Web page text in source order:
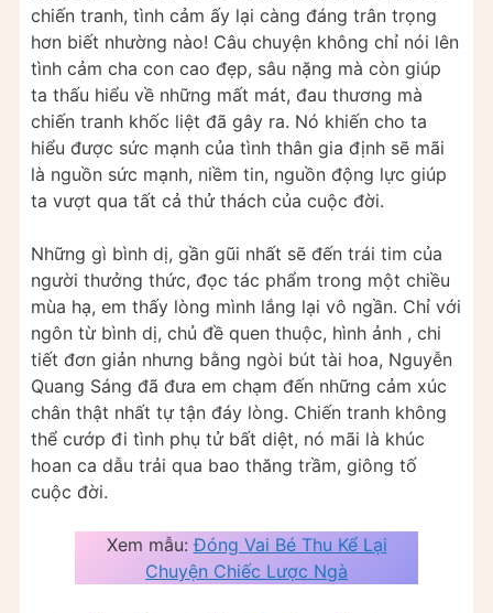
chiến tranh, tình cảm ấy lại càng đáng trân trọng
hơn biết nhường nào! Câu chuyện không chỉ nói lên
tình cảm cha con cao đẹp, sâu nặng mà còn giúp
ta thấu hiểu về những mất mát, đau thương mà
chiến tranh khốc liệt đã gây ra. Nó khiến cho ta
hiểu được sức mạnh của tình thân gia định sẽ mãi
là nguồn sức mạnh, niềm tin, nguồn động lực giúp
ta vượt qua tất cả thử thách của cuộc đời.
Những gì bình dị, gần gũi nhất sẽ đến trái tim của
người thưởng thức, đọc tác phẩm trong một chiều
mùa hạ, em thấy lòng mình lắng lại vô ngần. Chỉ với
ngôn từ bình dị, chủ đề quen thuộc, hình ảnh , chi
tiết đơn giản nhưng bằng ngòi bút tài hoa, Nguyễn
Quang Sáng đã đưa em chạm đến những cảm xúc
chân thật nhất tự tận đáy lòng. Chiến tranh không
thể cướp đi tình phụ tử bất diệt, nó mãi là khúc
hoan ca dẫu trải qua bao thăng trầm, giông tố
cuộc đời.
Xem mẫu:Đóng Vai Bé Thu Kể Lại
Chuyện Chiếc Lược Ngà